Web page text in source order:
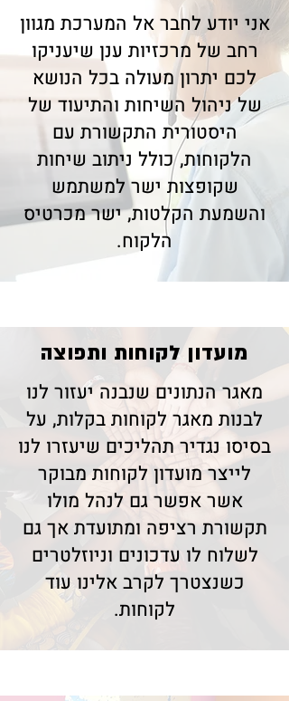
אני יודע לחבר אל המערכת מגוון
רחב של מרכזיות ענן שיעניקו
לכם יתרון מעולה בכל הנושא
של ניהול השיחות והתיעוד של
היסטורית התקשורת עם
הלקוחות, כולל ניתוב שיחות
שקופצות ישר למשתמש
והשמעת הקלטות, ישר מכרטיס
הלקוח.
​מועדון לקוחות ותפוצה
מאגר הנתונים שנבנה יעזור לנו
לבנות מאגר לקוחות בקלות, על
בסיסו נגדיר תהליכים שיעזרו לנו
לייצר מועדון לקוחות מבוקר
אשר אפשר גם לנהל מולו
תקשורת רציפה ומתועדת אך גם
לשלוח לו עדכונים וניוזלטרים
כשנצטרך לקרב אלינו עוד
לקוחות.